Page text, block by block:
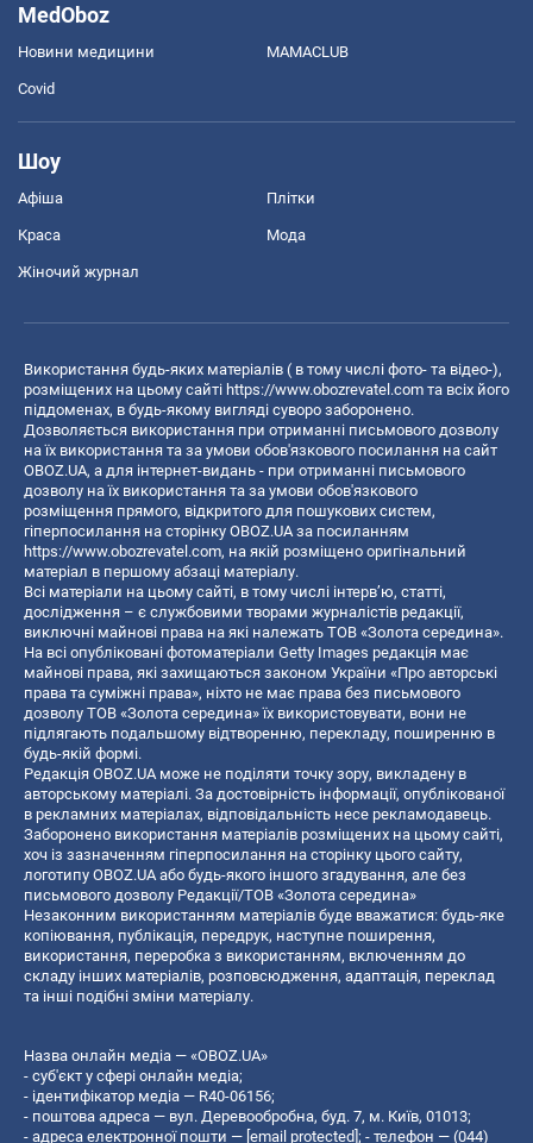
MedOboz
Новини медицини MAMACLUB
Covid
Шоу
Афіша Плітки
Краса Мода
Жіночий журнал
Використання будь-яких матеріалів ( в тому числі фото- та відео-),
розміщених на цьому сайті https://www.obozrevatel.com та всіх його
піддоменах, в будь-якому вигляді суворо заборонено.
Дозволяється використання при отриманні письмового дозволу
на їх використання та за умови обов'язкового посилання на сайт
OBOZ.UA, а для інтернет-видань - при отриманні письмового
дозволу на їх використання та за умови обов'язкового
розміщення прямого, відкритого для пошукових систем,
гіперпосилання на сторінку OBOZ.UA за посиланням
https://www.obozrevatel.com, на якій розміщено оригінальний
матеріал в першому абзаці матеріалу.
Всі матеріали на цьому сайті, в тому числі інтерв’ю, статті,
дослідження – є службовими творами журналістів редакції,
виключні майнові права на які належать ТОВ «Золота середина».
На всі опубліковані фотоматеріали Getty Images редакція має
майнові права, які захищаються законом України «Про авторські
права та суміжні права», ніхто не має права без письмового
дозволу ТОВ «Золота середина» їх використовувати, вони не
підлягають подальшому відтворенню, перекладу, поширенню в
будь-якій формі.
Редакція OBOZ.UA може не поділяти точку зору, викладену в
авторському матеріалі. За достовірність інформації, опублікованої
в рекламних матеріалах, відповідальність несе рекламодавець.
Заборонено використання матеріалів розміщених на цьому сайті,
хоч із зазначенням гіперпосилання на сторінку цього сайту,
логотипу OBOZ.UA або будь-якого іншого згадування, але без
письмового дозволу Редакції/ТОВ «Золота середина»
Незаконним використанням матеріалів буде вважатися: будь-яке
копiювання, публiкацiя, передрук, наступне поширення,
використання, переробка з використанням, включенням до
складу інших матеріалів, розповсюдження, адаптація, переклад
та інші подібні зміни матеріалу.
Назва онлайн медіа — «OBOZ.UA»
- суб'єкт у сфері онлайн медіа;
- ідентифікатор медіа — R40-06156;
- поштова адреса — вул. Деревообробна, буд. 7, м. Київ, 01013;
- адреса електронної пошти — [email protected] ; - телефон — (044)